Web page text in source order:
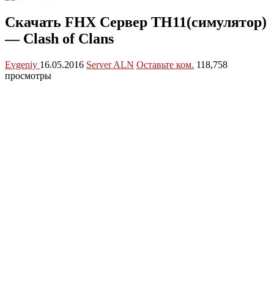
Скачать FHX Сервер TH11(симулятор)
— Clash of Clans
Evgeniy 16.05.2016 Server ALN Оставьте ком. 118,758
просмотры